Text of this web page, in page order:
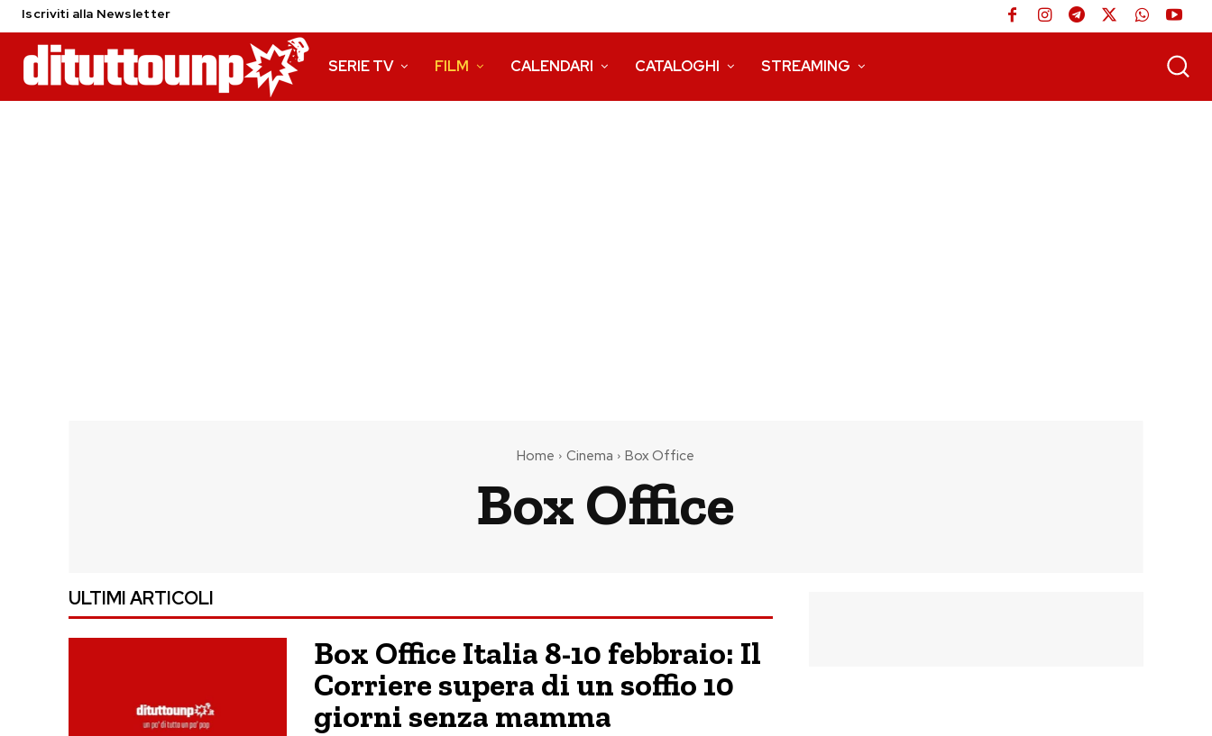
Iscriviti alla Newsletter
SERIE TV FILM CALENDARI CATALOGHI STREAMING
Home Cinema Box Office
Box Office
ULTIMI ARTICOLI
Box Office Italia 8-10 febbraio: Il
Corriere supera di un soffio 10
giorni senza mamma